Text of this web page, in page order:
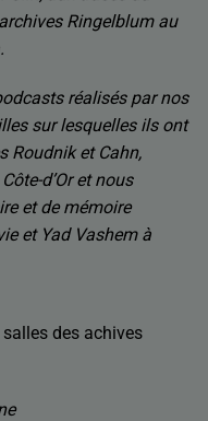
Ringelblum au
réalisés par nos
sur lesquelles ils ont
Roudnik et Cahn,
d’Or et nous
et de mémoire
et Yad Vashem à
des achives